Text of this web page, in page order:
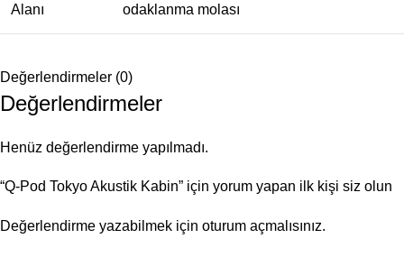
Alanı
odaklanma molası
Değerlendirmeler (0)
Değerlendirmeler
Henüz değerlendirme yapılmadı.
“Q-Pod Tokyo Akustik Kabin” için yorum yapan ilk kişi siz olun
Değerlendirme yazabilmek için oturum açmalısınız.